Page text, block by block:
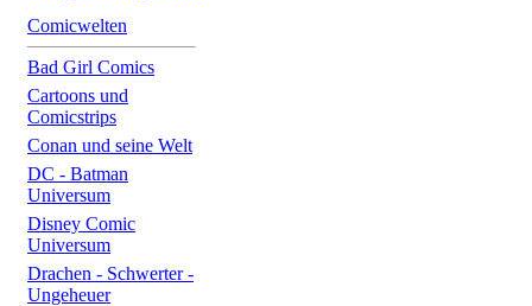
Comicwelten
Bad Girl Comics
Cartoons und
Comicstrips
Conan und seine Welt
DC - Batman
Universum
Disney Comic
Universum
Drachen - Schwerter -
Ungeheuer